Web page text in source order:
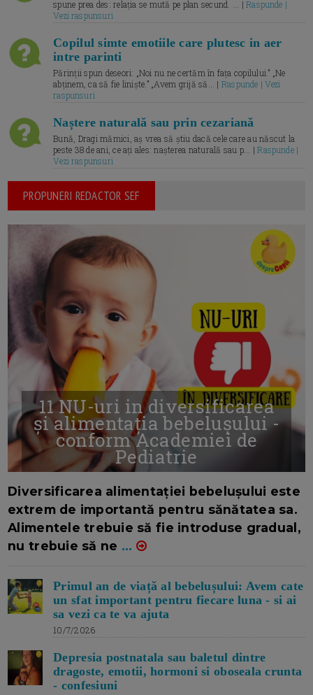
spune prea des: relația se mută pe plan secund. ... |Raspunde |
Vezi raspunsuri
Copilul simte emotiile care plutesc in aer
intre parinti
Părinții spun deseori: „Noi nu ne certăm în fața copilului.” „Ne
abținem, ca să fie liniște.” „Avem grijă să... | Raspunde | Vezi
raspunsuri
Naștere naturală sau prin cezariană
Bună, Dragi mămici, aș vrea să știu dacă cele care au născut la
peste 38 de ani, ce ați ales: nașterea naturală sau p... |Raspunde |
Vezi raspunsuri
PROPUNERI REDACTOR SEF
11 NU-uri in diversificarea
și alimentația bebelușului -
conform Academiei de
Pediatrie
Diversificarea alimentației bebelușului este
extrem de importantă pentru sănătatea sa.
Alimentele trebuie să fie introduse gradual,
nu trebuie să ne ...
Primul an de viață al bebelușului: Avem cate
un sfat important pentru fiecare luna - si ai
sa vezi ca te va ajuta
10/7/2026
Depresia postnatala sau baletul dintre
dragoste, emotii, hormoni si oboseala crunta
- confesiuni